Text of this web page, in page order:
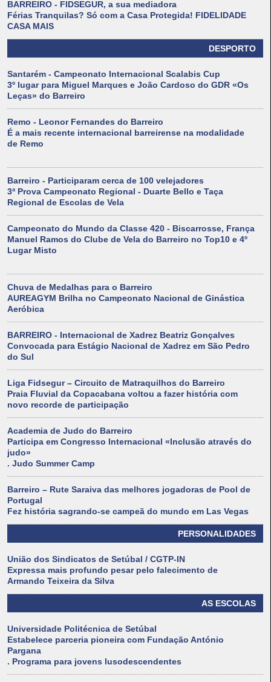
BARREIRO - FIDSEGUR, a sua mediadora
Férias Tranquilas? Só com a Casa Protegida! FIDELIDADE
CASA MAIS
DESPORTO
Santarém - Campeonato Internacional Scalabis Cup
3º lugar para Miguel Marques e João Cardoso do GDR «Os
Leças» do Barreiro
Remo - Leonor Fernandes do Barreiro
É a mais recente internacional barreirense na modalidade
de Remo
Barreiro - Participaram cerca de 100 velejadores
3ª Prova Campeonato Regional - Duarte Bello e Taça
Regional de Escolas de Vela
Campeonato do Mundo da Classe 420 - Biscarrosse, França
Manuel Ramos do Clube de Vela do Barreiro no Top10 e 4º
Lugar Misto
Chuva de Medalhas para o Barreiro
AUREAGYM Brilha no Campeonato Nacional de Ginástica
Aeróbica
BARREIRO - Internacional de Xadrez Beatriz Gonçalves
Convocada para Estágio Nacional de Xadrez em São Pedro
do Sul
Liga Fidsegur – Circuito de Matraquilhos do Barreiro
Praia Fluvial da Copacabana voltou a fazer história com
novo recorde de participação
Academia de Judo do Barreiro
Participa em Congresso Internacional «Inclusão através do
judo»
. Judo Summer Camp
Barreiro – Rute Saraiva das melhores jogadoras de Pool de
Portugal
Fez história sagrando-se campeã do mundo em Las Vegas
PERSONALIDADES
União dos Sindicatos de Setúbal / CGTP-IN
Expressa mais profundo pesar pelo falecimento de
Armando Teixeira da Silva
AS ESCOLAS
Universidade Politécnica de Setúbal
Estabelece parceria pioneira com Fundação António
Pargana
. Programa para jovens lusodescendentes